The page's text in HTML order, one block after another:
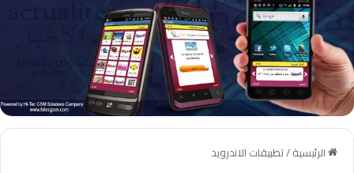
الرئيسية/تطبيقات الاندرويد